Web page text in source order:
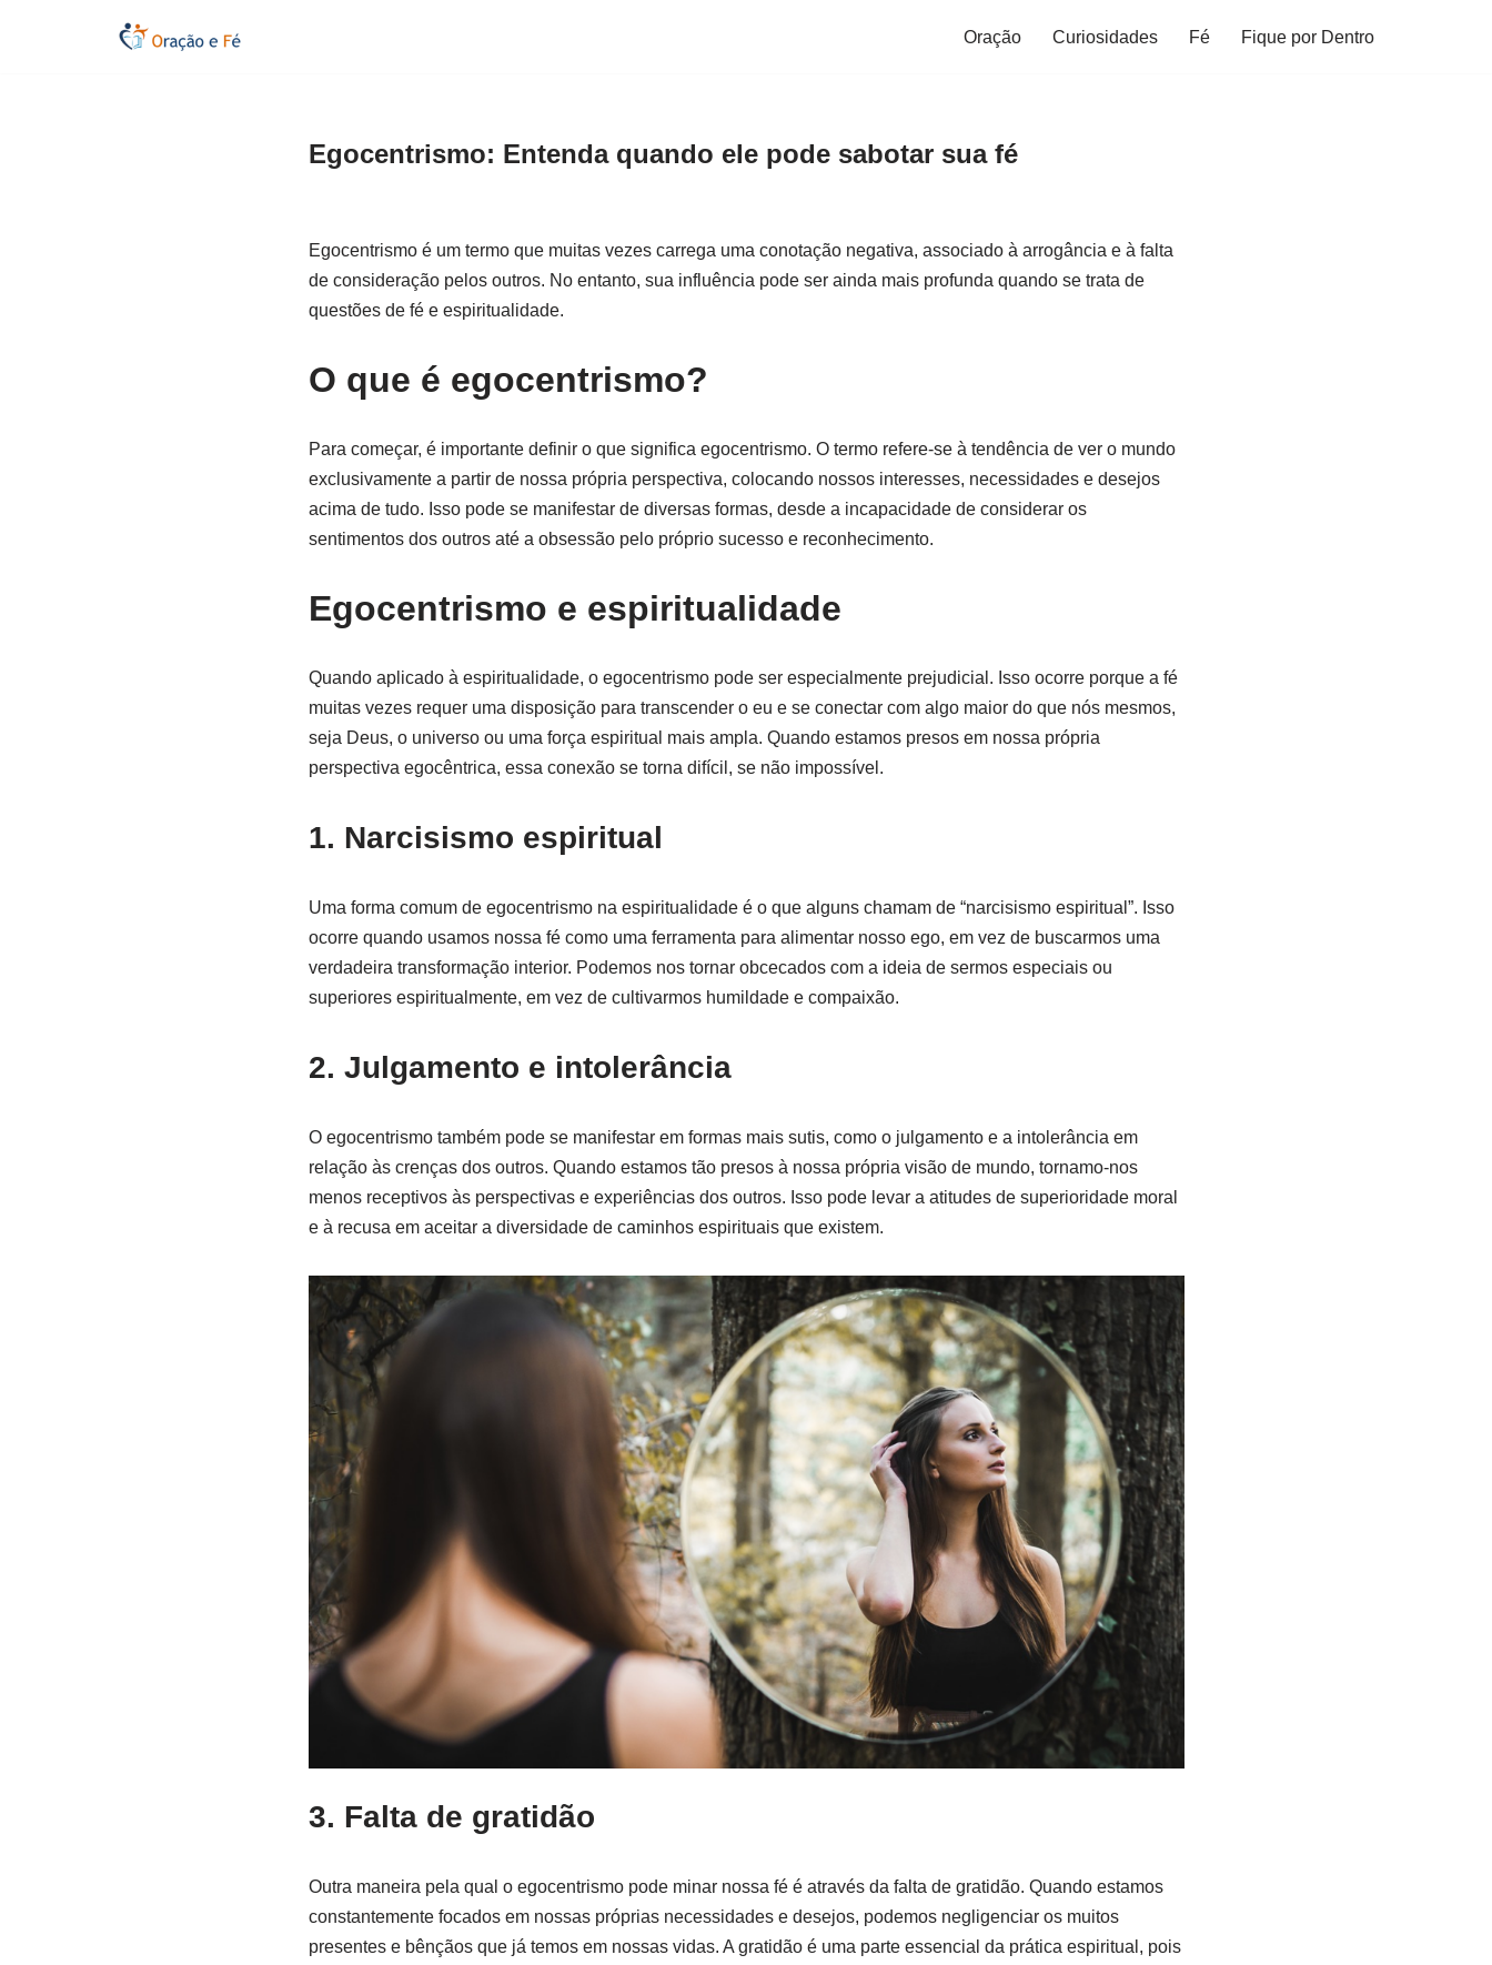
Oração Curiosidades Fé Fique por Dentro
Egocentrismo: Entenda quando ele pode sabotar sua fé
Egocentrismo é um termo que muitas vezes carrega uma conotação negativa, associado à arrogância e à falta
de consideração pelos outros. No entanto, sua influência pode ser ainda mais profunda quando se trata de
questões de fé e espiritualidade.
O que é egocentrismo?
Para começar, é importante definir o que significa egocentrismo. O termo refere-se à tendência de ver o mundo
exclusivamente a partir de nossa própria perspectiva, colocando nossos interesses, necessidades e desejos
acima de tudo. Isso pode se manifestar de diversas formas, desde a incapacidade de considerar os
sentimentos dos outros até a obsessão pelo próprio sucesso e reconhecimento.
Egocentrismo e espiritualidade
Quando aplicado à espiritualidade, o egocentrismo pode ser especialmente prejudicial. Isso ocorre porque a fé
muitas vezes requer uma disposição para transcender o eu e se conectar com algo maior do que nós mesmos,
seja Deus, o universo ou uma força espiritual mais ampla. Quando estamos presos em nossa própria
perspectiva egocêntrica, essa conexão se torna difícil, se não impossível.
1. Narcisismo espiritual
Uma forma comum de egocentrismo na espiritualidade é o que alguns chamam de “narcisismo espiritual”. Isso
ocorre quando usamos nossa fé como uma ferramenta para alimentar nosso ego, em vez de buscarmos uma
verdadeira transformação interior. Podemos nos tornar obcecados com a ideia de sermos especiais ou
superiores espiritualmente, em vez de cultivarmos humildade e compaixão.
2. Julgamento e intolerância
O egocentrismo também pode se manifestar em formas mais sutis, como o julgamento e a intolerância em
relação às crenças dos outros. Quando estamos tão presos à nossa própria visão de mundo, tornamo-nos
menos receptivos às perspectivas e experiências dos outros. Isso pode levar a atitudes de superioridade moral
e à recusa em aceitar a diversidade de caminhos espirituais que existem.
3. Falta de gratidão
Outra maneira pela qual o egocentrismo pode minar nossa fé é através da falta de gratidão. Quando estamos
constantemente focados em nossas próprias necessidades e desejos, podemos negligenciar os muitos
presentes e bênçãos que já temos em nossas vidas. A gratidão é uma parte essencial da prática espiritual, pois